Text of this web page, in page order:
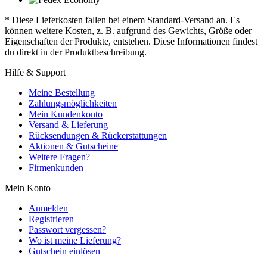
* Diese Lieferkosten fallen bei einem Standard-Versand an. Es
können weitere Kosten, z. B. aufgrund des Gewichts, Größe oder
Eigenschaften der Produkte, entstehen. Diese Informationen findest
du direkt in der Produktbeschreibung.
Hilfe & Support
Meine Bestellung
Zahlungsmöglichkeiten
Mein Kundenkonto
Versand & Lieferung
Rücksendungen & Rückerstattungen
Aktionen & Gutscheine
Weitere Fragen?
Firmenkunden
Mein Konto
Anmelden
Registrieren
Passwort vergessen?
Wo ist meine Lieferung?
Gutschein einlösen